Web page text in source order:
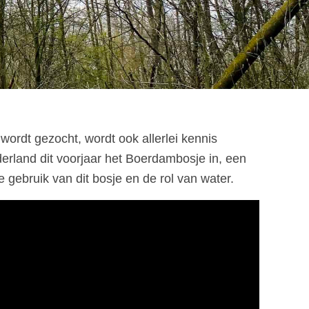
gezocht, wordt ook allerlei kennis
dit voorjaar het Boerdambosje in, een
van dit bosje en de rol van water.